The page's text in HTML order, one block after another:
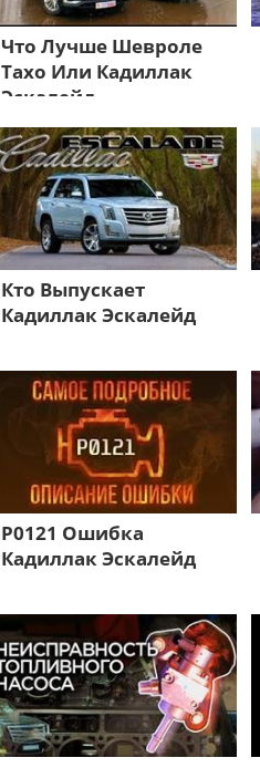
Что Лучше Шевроле
Тахо Или Кадиллак
Эскалейд
Кто Выпускает
Кадиллак Эскалейд
P0121 Ошибка
Кадиллак Эскалейд